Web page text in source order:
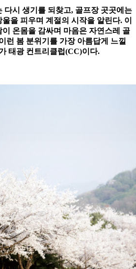
다시 생기를 되찾고, 골프장 곳곳에는
을 피우며 계절의 시작을 알린다. 이
온몸을 감싸며 마음은 자연스레 골
런 봄 분위기를 가장 아름답게 느낄
태광 컨트리클럽(CC)이다.